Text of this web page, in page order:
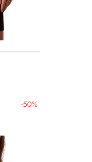
-50%